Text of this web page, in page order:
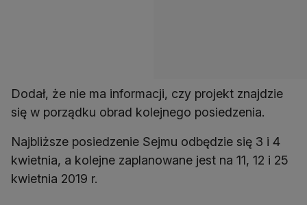
Dodał, że nie ma informacji, czy projekt znajdzie
się w porządku obrad kolejnego posiedzenia.
Najbliższe posiedzenie Sejmu odbędzie się 3 i 4
kwietnia, a kolejne zaplanowane jest na 11, 12 i 25
kwietnia 2019 r.